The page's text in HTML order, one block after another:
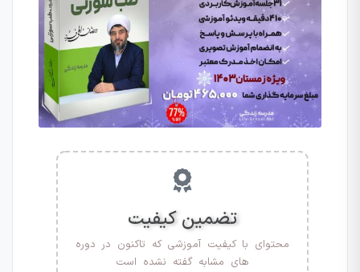
تضمین کیفیت
محتوای با کیفیت آموزشی که تاکنون در دوره
های مشابه گفته نشده است